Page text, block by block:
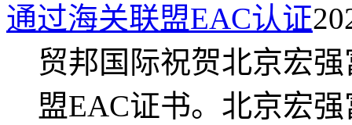
通过海关联盟EAC认证
贸邦国际祝贺北京宏
盟EAC证书。北京宏